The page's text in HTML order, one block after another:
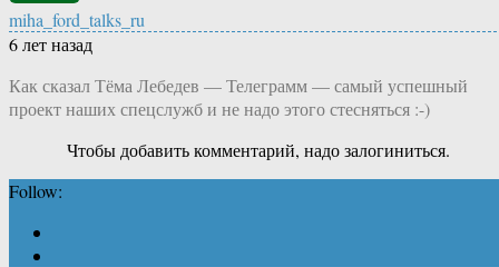
miha_ford_talks_ru
6 лет назад
Как сказал Тёма Лебедев — Телеграмм — самый успешный
проект наших спецслужб и не надо этого стесняться :-)
Чтобы добавить комментарий, надо залогиниться.
Follow: